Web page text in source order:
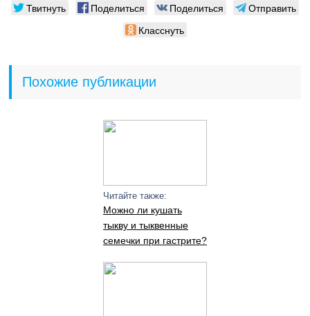
Твитнуть Поделиться Поделиться
Отправить
Класснуть
Похожие публикации
Читайте также:
Можно ли кушать
тыкву и тыквенные
семечки при гастрите?